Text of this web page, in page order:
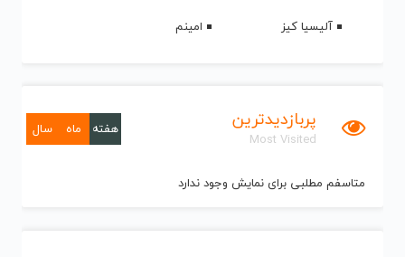
آلیسیا کیز
امینم
پربازدیدترین
Most Visited
هفته ماه سال
متاسفم مطلبی برای نمایش وجود ندارد